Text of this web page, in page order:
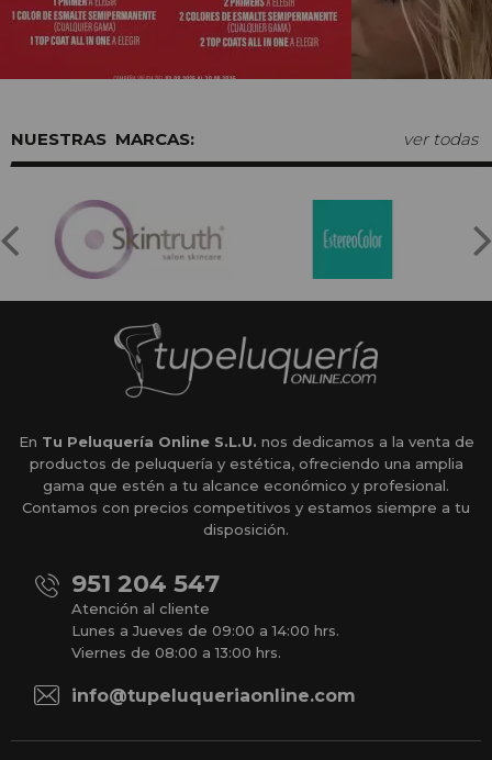
MARCAS: ver todas
En Tu Peluquería Online S.L.U. nos dedicamos a la venta de
productos de peluquería y estética, ofreciendo una amplia
gama que estén a tu alcance económico y profesional.
Contamos con precios competitivos y estamos siempre a tu
disposición.
951 204 547
Atención al cliente
Lunes a Jueves de 09:00 a 14:00 hrs.
Viernes de 08:00 a 13:00 hrs.
info@tupeluqueriaonline.com